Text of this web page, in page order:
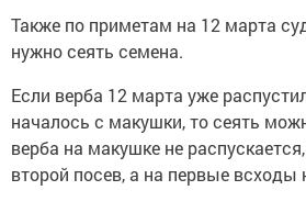
Также по приметам на 12 марта
нужно сеять семена.
Если верба 12 марта уже
началось с макушки, то сеять
верба на макушке не
второй посев, а на первые всходы